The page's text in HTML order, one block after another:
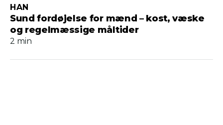
Sund fordøjelse for mænd – kost, væske
og regelmæssige måltider
HAN
2 min